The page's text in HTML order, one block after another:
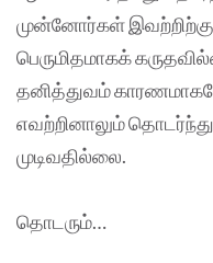
முன்னோர்கள்
பெருமிதமாகக்
தனித்துவம்
எவற்றினாலும்
முடிவதில்லை.
தொடரும்…